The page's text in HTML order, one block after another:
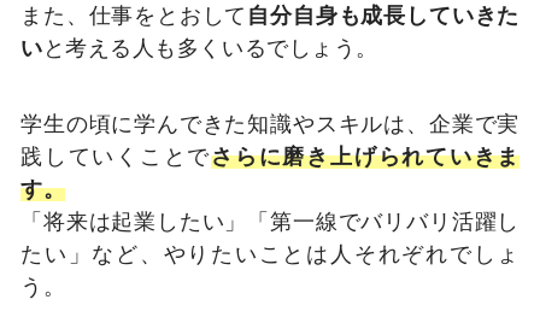
また、仕事をとおして 自分自身も成長していきた
いと考える人も多くいるでしょう。
学生の頃に学んできた知識やスキルは、企業で実
践していくことでさらに磨き上げられていきま
す。
「将来は起業したい」「第一線でバリバリ活躍し
たい」など、やりたいことは人それぞれでしょ
う。